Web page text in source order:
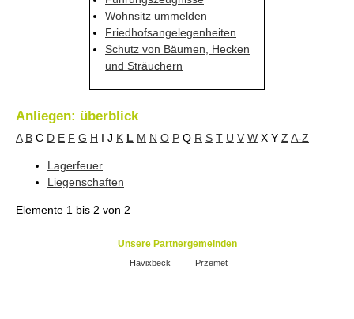
Wohnsitz ummelden
Friedhofsangelegenheiten
Schutz von Bäumen, Hecken
und Sträuchern
Anliegen: überblick
A B C D E F G H I J K L M N O P Q R S T U V W X Y Z A-Z
Lagerfeuer
Liegenschaften
Elemente 1 bis 2 von 2
Unsere Partnergemeinden
Havixbeck Przemet